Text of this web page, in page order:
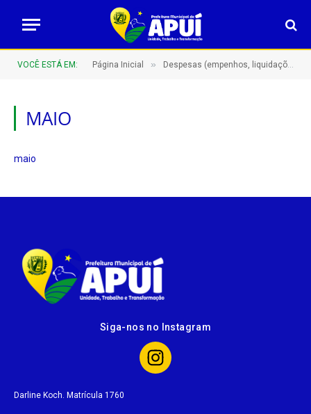
VOCÊ ESTÁ EM: Página Inicial » Despesas (empenhos, liquidações e pagamentos)
MAIO
maio
Siga-nos no Instagram
Darline Koch. Matrícula 1760